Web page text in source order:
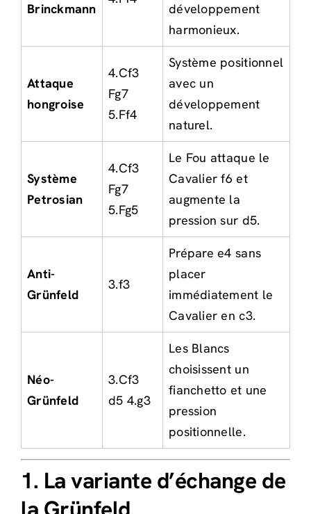
Brinckmann
développement
harmonieux.
Attaque
hongroise
4.Cf3
Fg7
5.Ff4
Système positionnel
avec un
développement
naturel.
Système
Petrosian
4.Cf3
Fg7
5.Fg5
Le Fou attaque le
Cavalier f6 et
augmente la
pression sur d5.
Anti-
Grünfeld
3.f3
Prépare e4 sans
placer
immédiatement le
Cavalier en c3.
Néo-
Grünfeld
3.Cf3
d5 4.g3
Les Blancs
choisissent un
fianchetto et une
pression
positionnelle.
1. La variante d’échange de